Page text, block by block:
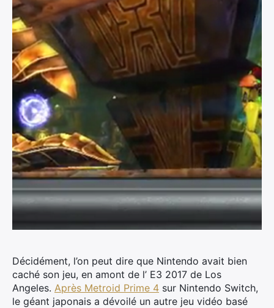
Décidément, l’on peut dire que Nintendo avait bien
caché son jeu, en amont de l’ E3 2017 de Los
Angeles. Après Metroid Prime 4 sur Nintendo Switch,
le géant japonais a dévoilé un autre jeu vidéo basé